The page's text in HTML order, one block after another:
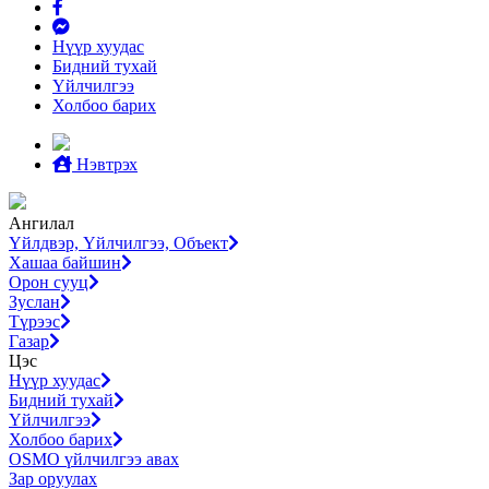
Нүүр хуудас
Бидний тухай
Үйлчилгээ
Холбоо барих
Нэвтрэх
Ангилал
Үйлдвэр, Үйлчилгээ, Объект
Хашаа байшин
Орон сууц
Зуслан
Түрээс
Газар
Цэс
Нүүр хуудас
Бидний тухай
Үйлчилгээ
Холбоо барих
OSMO үйлчилгээ авах
Зар оруулах